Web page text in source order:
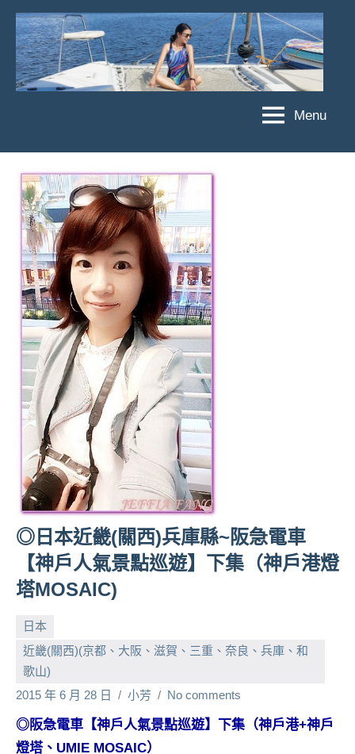
Skip
content
菲
亞
娃
JEFFIA
FANG
亞
娃
粉
團、
主
題
旅
遊、
達
人
帶
路、
旅
目
來
賓、
News
探
號
節
班
底、
外
景
節
Menu
◎日本近畿(關西)兵庫縣~阪急電車
【神戶人氣景點巡遊】下集（神戶港燈
塔MOSAIC)
日本
近畿(關西)(京都、大阪、滋賀、三重、奈良、兵庫、和
歌山)
2015 年 6 月 28 日
小芳 No comments
◎阪急電車【神戶人氣景點巡遊】下集（神戶港+神戶
燈塔、UMIE MOSAIC）